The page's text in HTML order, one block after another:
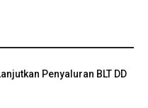
Penyaluran BLT DD